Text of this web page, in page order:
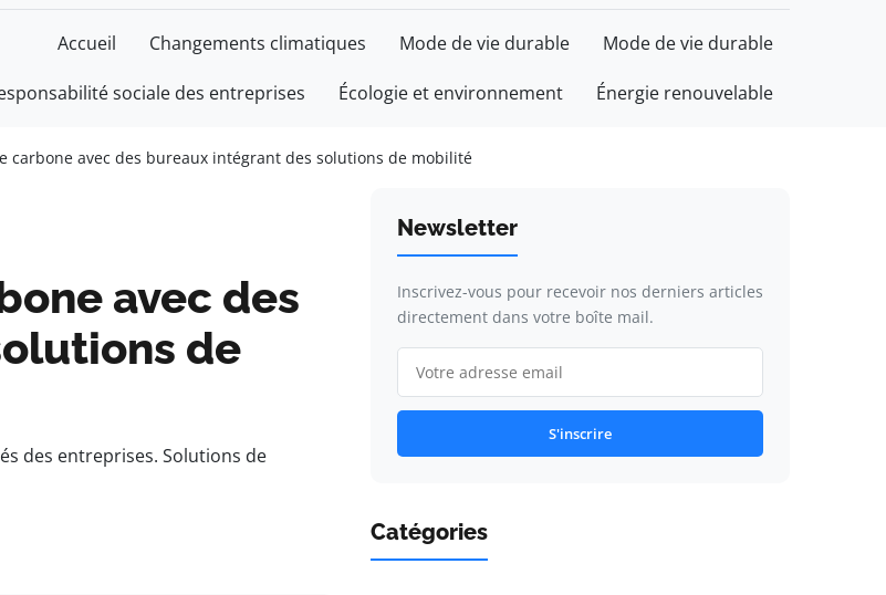
Accueil Changements climatiques Mode de vie durable Mode de vie durable
sociale des entreprises Écologie et environnement Énergie renouvelable
carbone avec des bureaux intégrant des solutions de mobilité
avec des
de
des entreprises. Solutions de
Newsletter
Inscrivez-vous pour recevoir nos derniers articles
directement dans votre boîte mail.
S'inscrire
Catégories